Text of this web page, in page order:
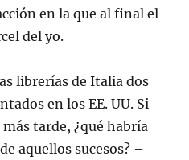
en la que al final el
del yo.
librerías de Italia dos
en los EE. UU. Si
tarde, ¿qué habría
aquellos sucesos? –